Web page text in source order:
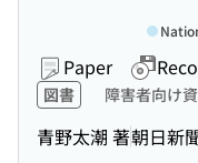
Paper
図書 障害者向け
青野太潮 著朝日新